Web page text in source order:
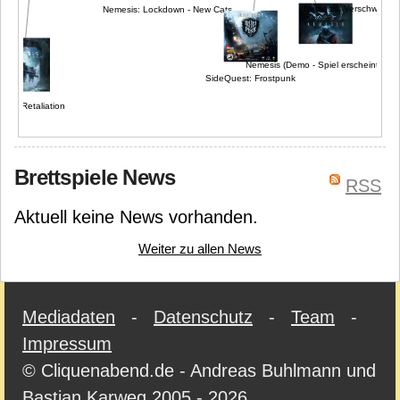
Nemesis (Demo - Spiel erscheint
Nemesis: Lockdown - New Cats
Nemesis:
SideQuest: Frostpunk
Retaliation
RSS
Brettspiele News
Aktuell keine News vorhanden.
Weiter zu allen News
Mediadaten - Datenschutz - Team -
Impressum
© Cliquenabend.de - Andreas Buhlmann und